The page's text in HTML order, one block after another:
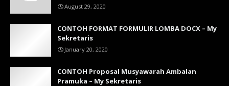
August 29, 2020
CONTOH FORMAT FORMULIR LOMBA DOCX – My
Sekretaris
January 20, 2020
CONTOH Proposal Musyawarah Ambalan
Pramuka – My Sekretaris